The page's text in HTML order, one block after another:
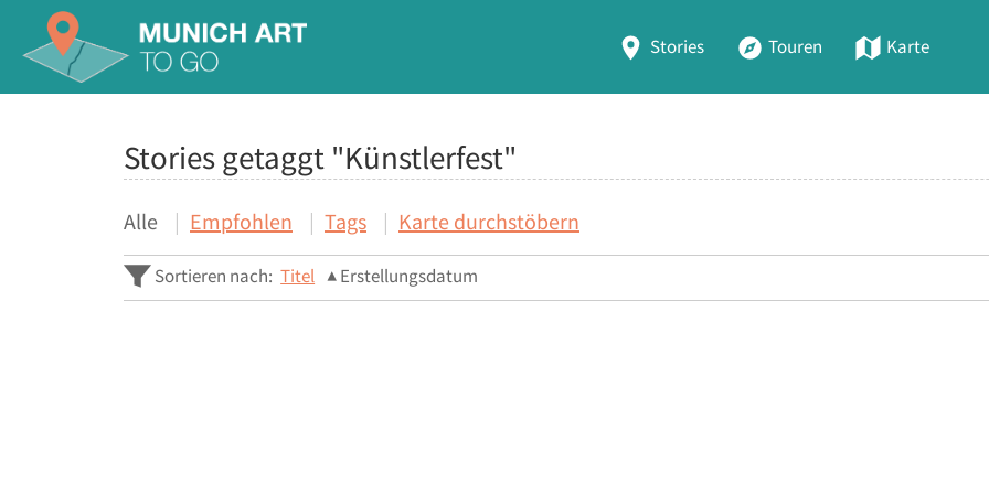
Stories Touren Karte
Stories getaggt "Künstlerfest"
Alle Empfohlen Tags Karte durchstöbern
Sortieren nach: Titel Erstellungsdatum